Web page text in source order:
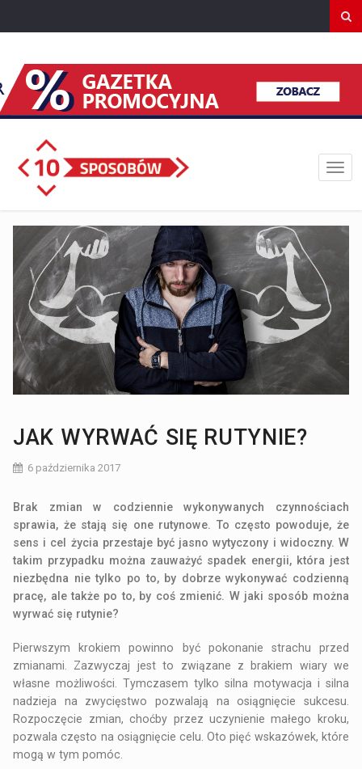
JAK WYRWAĆ SIĘ RUTYNIE?
6 października 2017
Brak zmian w codziennie wykonywanych czynnościach
sprawia, że stają się one rutynowe. To często powoduje, że
sens i cel życia przestaje być jasno wytyczony i widoczny. W
takim przypadku można zauważyć spadek energii, która jest
niezbędna nie tylko po to, by dobrze wykonywać codzienną
pracę, ale także po to, by coś zmienić. W jaki sposób można
wyrwać się rutynie?
Pierwszym krokiem powinno być pokonanie strachu przed
zmianami. Zazwyczaj jest to związane z brakiem wiary we
własne możliwości. Tymczasem tylko silna motywacja i silna
nadzieja na zwycięstwo pozwalają na osiągnięcie sukcesu.
Rozpoczęcie zmian, choćby przez uczynienie małego kroku,
pozwala często na osiągnięcie celu. Oto pięć wskazówek, które
mogą w tym pomóc.